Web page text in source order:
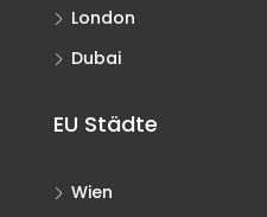
London
Dubai
EU Städte
Wien